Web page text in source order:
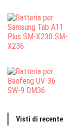
Visti di recente